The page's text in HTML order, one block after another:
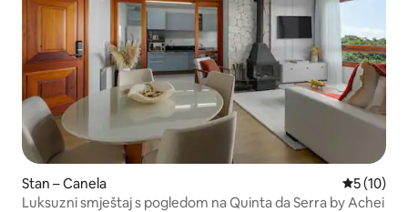
Stan – Canela Prosječna
5 (10)
Luksuzni smještaj s pogledom na Quinta da Serra by Achei